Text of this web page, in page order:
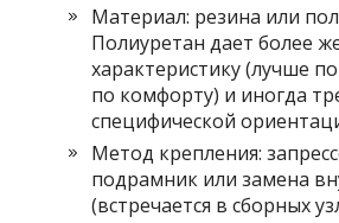
Материал: резина или
Полиуретан дает более
характеристику (лучше
по комфорту) и иногда
специфической
Метод крепления:
подрамник или замена
(встречается в сборных